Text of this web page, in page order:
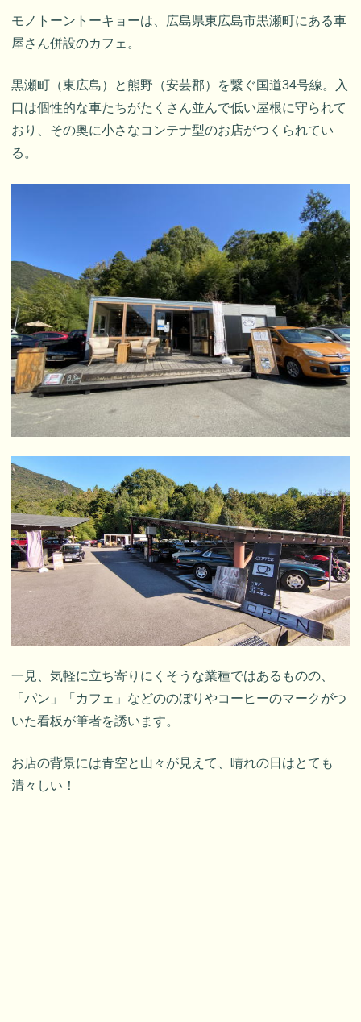
モノトーントーキョーは、広島県東広島市黒瀬町にある車
屋さん併設のカフェ。
黒瀬町（東広島）と熊野（安芸郡）を繋ぐ国道34号線。入
口は個性的な車たちがたくさん並んで低い屋根に守られて
おり、その奥に小さなコンテナ型のお店がつくられてい
る。
一見、気軽に立ち寄りにくそうな業種ではあるものの、
「パン」「カフェ」などののぼりやコーヒーのマークがつ
いた看板が筆者を誘います。
お店の背景には青空と山々が見えて、晴れの日はとても
清々しい！